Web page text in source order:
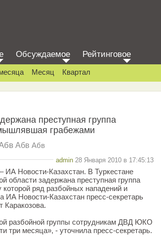
Обсуждаемое Рейтинговое
Месяц Квартал
преступная группа
грабежами
Абв Абв
admin 28 Января 2010 в 17:45:13
Новости-Казахстан. В Туркестане
области задержана преступная группа
ряд разбойных нападений и
ИА Новости-Казахстан пресс-секретарь
разбойной группы сотрудникам ДВД ЮКО
три месяца», - уточнила пресс-секретарь.